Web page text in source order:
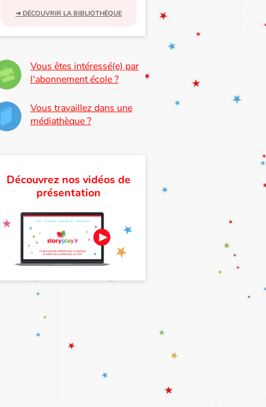
➜ DÉCOUVRIR LA BIBLIOTHÈQUE
Vous êtes intéressé(e) par
l'abonnement école ?
Vous travaillez dans une
médiathèque ?
Découvrez nos vidéos de
présentation